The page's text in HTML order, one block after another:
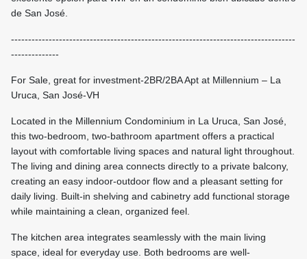
de San José.
-----------------------------------------------------------------------------------
--------------
For Sale, great for investment-2BR/2BA Apt at Millennium – La
Uruca, San José-VH
Located in the Millennium Condominium in La Uruca, San José,
this two-bedroom, two-bathroom apartment offers a practical
layout with comfortable living spaces and natural light throughout.
The living and dining area connects directly to a private balcony,
creating an easy indoor-outdoor flow and a pleasant setting for
daily living. Built-in shelving and cabinetry add functional storage
while maintaining a clean, organized feel.
The kitchen area integrates seamlessly with the main living
space, ideal for everyday use. Both bedrooms are well-